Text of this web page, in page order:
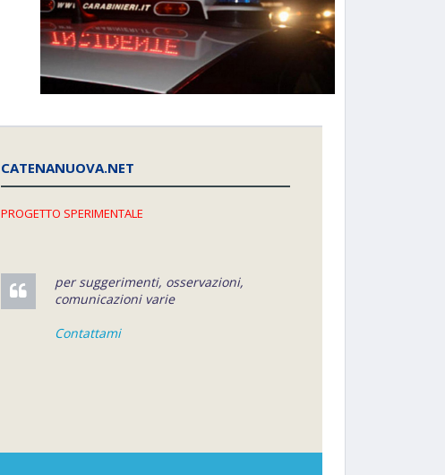
CATENANUOVA.NET
PROGETTO SPERIMENTALE
per suggerimenti, osservazioni,
comunicazioni varie
Contattami